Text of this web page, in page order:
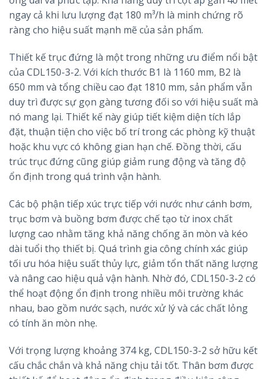
ngay cả khi lưu lượng đạt 180 m³/h là minh chứng rõ
ràng cho hiệu suất mạnh mẽ của sản phẩm.
Thiết kế trục đứng là một trong những ưu điểm nổi bật
của CDL150-3-2. Với kích thước B1 là 1160 mm, B2 là
650 mm và tổng chiều cao đạt 1810 mm, sản phẩm vẫn
duy trì được sự gọn gàng tương đối so với hiệu suất mà
nó mang lại. Thiết kế này giúp tiết kiệm diện tích lắp
đặt, thuận tiện cho việc bố trí trong các phòng kỹ thuật
hoặc khu vực có không gian hạn chế. Đồng thời, cấu
trúc trục đứng cũng giúp giảm rung động và tăng độ
ổn định trong quá trình vận hành.
Các bộ phận tiếp xúc trực tiếp với nước như cánh bơm,
trục bơm và buồng bơm được chế tạo từ inox chất
lượng cao nhằm tăng khả năng chống ăn mòn và kéo
dài tuổi thọ thiết bị. Quá trình gia công chính xác giúp
tối ưu hóa hiệu suất thủy lực, giảm tổn thất năng lượng
và nâng cao hiệu quả vận hành. Nhờ đó, CDL150-3-2 có
thể hoạt động ổn định trong nhiều môi trường khác
nhau, bao gồm nước sạch, nước xử lý và các chất lỏng
có tính ăn mòn nhẹ.
Với trọng lượng khoảng 374 kg, CDL150-3-2 sở hữu kết
cấu chắc chắn và khả năng chịu tải tốt. Thân bơm được